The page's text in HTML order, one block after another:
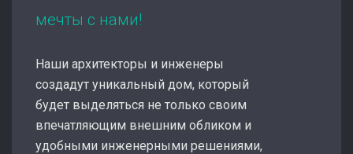
мечты с нами!
Наши архитекторы и инженеры
создадут уникальный дом, который
будет выделяться не только своим
впечатляющим внешним обликом и
удобными инженерными решениями,